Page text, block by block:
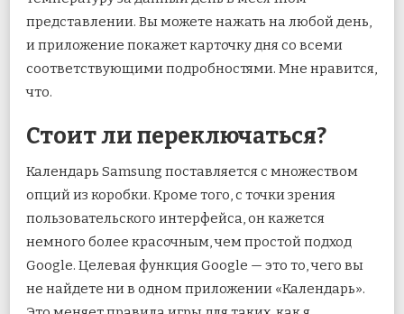
представлении. Вы можете нажать на любой день,
и приложение покажет карточку дня со всеми
соответствующими подробностями. Мне нравится,
что.
Стоит ли переключаться?
Календарь Samsung поставляется с множеством
опций из коробки. Кроме того, с точки зрения
пользовательского интерфейса, он кажется
немного более красочным, чем простой подход
Google. Целевая функция Google — это то, чего вы
не найдете ни в одном приложении «Календарь».